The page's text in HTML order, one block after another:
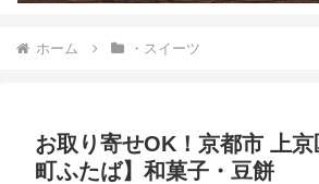
ホーム ・スイーツ
お取り寄せOK！京都市 上
町ふたば】和菓子・豆餅